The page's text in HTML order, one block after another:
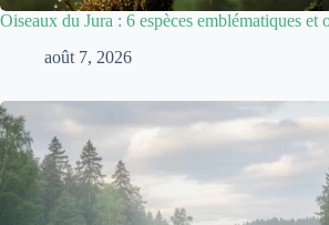
Oiseaux du Jura : 6 espèces emblématiques et
août 7, 2026